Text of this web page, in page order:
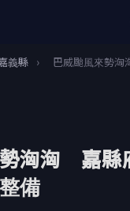
義縣 ›
巴威颱風來勢
洶洶 嘉縣
備